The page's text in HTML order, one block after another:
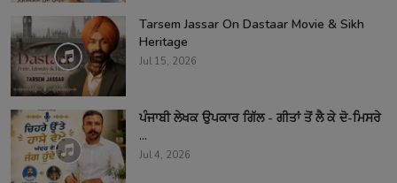
Tarsem Jassar On Dastaar Movie & Sikh
Heritage
Jul 15, 2026
ਪੰਜਾਬੀ ਲੇਖਕ ਉਪਕਾਰ ਗਿੱਲ - ਗੀਤਾਂ ਤੋਂ ਲੈ ਕੇ ਦੋ-ਮਿਸਰੇ
...
Jul 4, 2026